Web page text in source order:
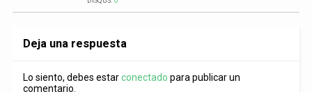
Deja una respuesta
Lo siento, debes estarconectado para publicar un
comentario.